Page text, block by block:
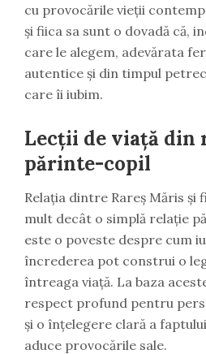
cu provocările vieții
și fiica sa sunt o dovadă că,
care le alegem, adevărata
autentice și din timpul
care îi iubim.
Lecții de viață din
părinte-copil
Relația dintre Rareș Măris și
mult decât o simplă relație
este o poveste despre cum
încrederea pot construi o
întreaga viață. La baza
respect profund pentru
și o înțelegere clară a
aduce provocările sale.